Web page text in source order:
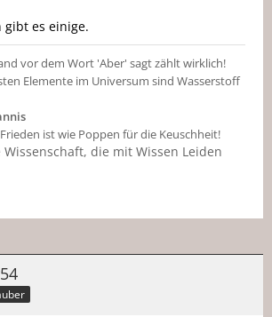
gibt es einige.
vor dem Wort 'Aber' sagt zählt wirklich!
Elemente im Universum sind Wasserstoff
ist wie Poppen für die Keuschheit!
die mit Wissen Leiden